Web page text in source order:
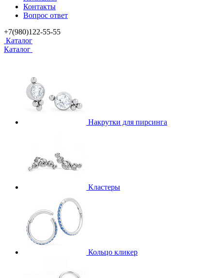
Контакты
Вопрос ответ
+7(980)122-55-55
Каталог
Каталог
Накрутки для пирсинга
Кластеры
Кольцо кликер